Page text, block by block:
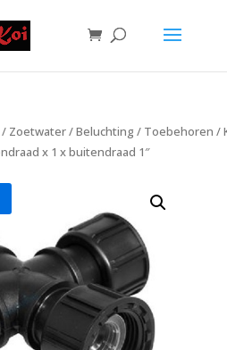
/ Zoetwater/Beluchting / Toebehoren /
x 1 x buitendraad 1″